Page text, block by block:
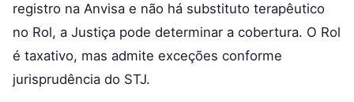
registro na Anvisa e não há substituto terapêutico
no Rol, a Justiça pode determinar a cobertura. O Rol
é taxativo, mas admite exceções conforme
jurisprudência do STJ.